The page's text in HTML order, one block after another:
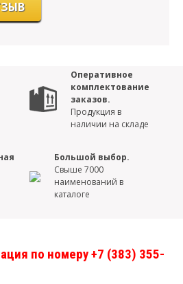
Оперативное
комплектование
заказов.
Продукция в
наличии на складе
Большой выбор.
Свыше 7000
наименований в
каталоге
по номеру +7 (383) 355-